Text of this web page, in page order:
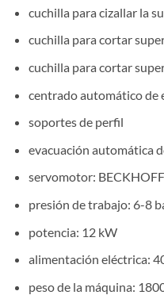
cuchilla para cizallar la
cuchilla para cortar
cuchilla para cortar
centrado automático de
soportes de perfil
evacuación automática
servomotor:
presión de trabajo: 6-8
potencia: 12 kW
alimentación eléctrica:
peso de la máquina: